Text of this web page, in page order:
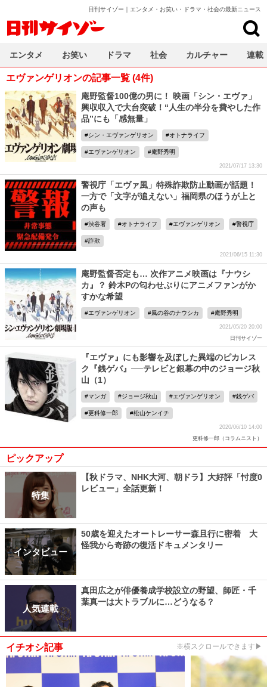
日刊サイゾー｜エンタメ・お笑い・ドラマ・社会の最新ニュース
エヴァンゲリオンの記事一覧 (4件)
庵野監督100億の男に！ 映画「シン・エヴァ」
興収収入で大台突破！“人生の半分を費やした作
品”にも「感無量」
シン・エヴァンゲリオン オトナライフ
エヴァンゲリオン 庵野秀明
2021/07/17 13:30
警視庁「エヴァ風」特殊詐欺防止動画が話題！
一方で「文字が追えない」福岡県のほうが上と
の声も
渋谷署 オトナライフ エヴァンゲリオン 警視庁
詐欺
2021/06/15 11:30
庵野監督否定も… 次作アニメ映画は『ナウシ
カ』？ 鈴木Pの匂わせぶりにアニメファンがか
すかな希望
エヴァンゲリオン 風の谷のナウシカ 庵野秀明
2021/05/20 20:00
日刊サイゾー
『エヴァ』にも影響を及ぼした異端のピカレス
ク『銭ゲバ』──テレビと銀幕の中のジョージ秋
山（1）
マンガ ジョージ秋山 エヴァンゲリオン 銭ゲバ
更科修一郎 松山ケンイチ
2020/06/10 14:00
更科修一郎（コラムニスト）
ピックアップ
特集
【秋ドラマ、NHK大河、朝ドラ】大好評「忖度0
レビュー」全話更新！
インタビュー
50歳を迎えたオートレーサー森且行に密着 大
怪我から奇跡の復活ドキュメンタリー
人気連載
真田広之が俳優養成学校設立の野望、師匠・千
葉真一は大トラブルに…どうなる？
イチオシ記事 ※横スクロールできます▶
エンタメ お笑い ドラマ 社会 カルチャー 連載